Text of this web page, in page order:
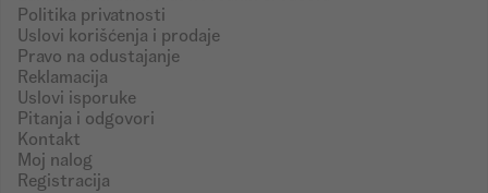
Politika privatnosti
Uslovi korišćenja i prodaje
Pravo na odustajanje
Reklamacija
Uslovi isporuke
Pitanja i odgovori
Kontakt
Moj nalog
Registracija